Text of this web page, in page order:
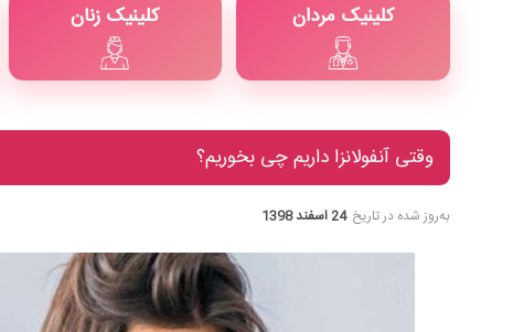
کلینیک زنان کلینیک مردان
وقتی آنفولانزا داریم چی بخوریم؟
به‌روز شده در تاریخ 24 اسفند 1398